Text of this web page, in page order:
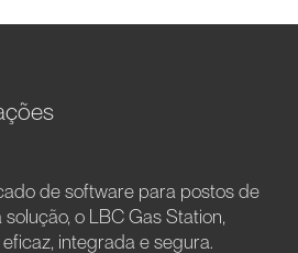
de software para postos de
o LBC Gas Station,
integrada e segura.